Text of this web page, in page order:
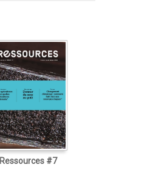
Ressources #7